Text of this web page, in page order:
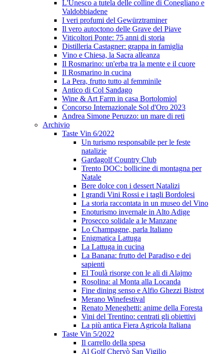
L'Unesco a tutela delle colline di Conegliano e
Valdobbiadene
I veri profumi del Gewürztraminer
Il vero autoctono delle Grave del Piave
Viticoltori Ponte: 75 anni di storia
Distilleria Castagner: grappa in famiglia
Vino e Chiesa, la Sacra alleanza
Il Rosmarino: un'erba tra la mente e il cuore
Il Rosmarino in cucina
La Pera, frutto tutto al femminile
Antico di Col Sandago
Wine & Art Farm in casa Bortolomiol
Concorso Internazionale Sol d'Oro 2023
Andrea Simone Peruzzo: un mare di reti
Archivio
Taste Vin 6/2022
Un turismo responsabile per le feste
natalizie
Gardagolf Country Club
Trento DOC: bollicine di montagna per
Natale
Bere dolce con i dessert Natalizi
I grandi Vini Rossi e i tagli Bordolesi
La storia raccontata in un museo del Vino
Enoturismo invernale in Alto Adige
Prosecco solidale a le Manzane
Lo Champagne, parla Italiano
Enigmatica Lattuga
La Lattuga in cucina
La Banana: frutto del Paradiso e dei
sapienti
El Toulà risorge con le ali di Alajmo
Rosolina: al Monta alla Locanda
Fine dining senso e Alfio Ghezzi Bistrot
Merano Winefestival
Renato Meneghetti: anime della Foresta
Vini del Trentino: centrati gli obiettivi
La più antica Fiera Agricola Italiana
Taste Vin 5/2022
Il carrello della spesa
Al Golf Chervò San Vigilio